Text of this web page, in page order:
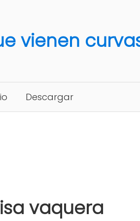
vienen
Descargar
vaquera